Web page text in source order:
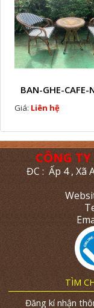
Giá: Liên hệ
CÔNG
ĐC : Ấp 4 , Xã
TÌM
Đăng kí nhận